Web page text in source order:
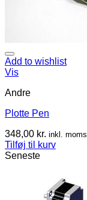
Add to wishlist
Vis
Andre
Plotte Pen
348,00 kr. inkl. moms
Tilføj til kurv
Seneste